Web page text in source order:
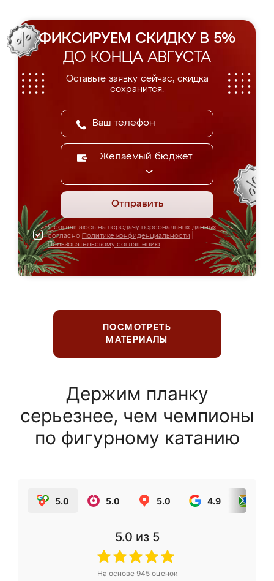
ФИКСИРУЕМ СКИДКУ В 5%
ДО КОНЦА АВГУСТА
Оставьте заявку сейчас, скидка
сохранится.
Желаемый бюджет
Отправить
Я соглашаюсь на передачу персональных данных
согласно Политике конфиденциальности
Пользовательскому соглашению
ПОСМОТРЕТЬ
МАТЕРИАЛЫ
Держим планку
серьезнее, чем чемпионы
по фигурному катанию
5.0 5.0 5.0 4.9
5.0 из 5
На основе 945оценок